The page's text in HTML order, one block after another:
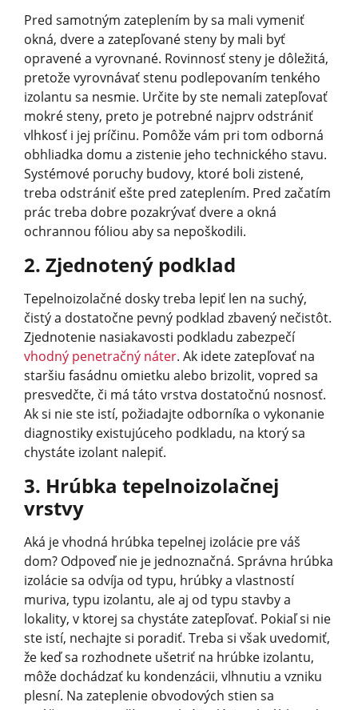
Pred samotným zateplením by sa mali vymeniť
okná, dvere a zatepľované steny by mali byť
opravené a vyrovnané. Rovinnosť steny je dôležitá,
pretože vyrovnávať stenu podlepovaním tenkého
izolantu sa nesmie. Určite by ste nemali zatepľovať
mokré steny, preto je potrebné najprv odstrániť
vlhkosť i jej príčinu. Pomôže vám pri tom odborná
obhliadka domu a zistenie jeho technického stavu.
Systémové poruchy budovy, ktoré boli zistené,
treba odstrániť ešte pred zateplením. Pred začatím
prác treba dobre pozakrývať dvere a okná
ochrannou fóliou aby sa nepoškodili.
2. Zjednotený podklad
Tepelnoizolačné dosky treba lepiť len na suchý,
čistý a dostatočne pevný podklad zbavený nečistôt.
Zjednotenie nasiakavosti podkladu zabezpečí
vhodný penetračný náter. Ak idete zatepľovať na
staršiu fasádnu omietku alebo brizolit, vopred sa
presvedčte, či má táto vrstva dostatočnú nosnosť.
Ak si nie ste istí, požiadajte odborníka o vykonanie
diagnostiky existujúceho podkladu, na ktorý sa
chystáte izolant nalepiť.
3. Hrúbka tepelnoizolačnej
vrstvy
Aká je vhodná hrúbka tepelnej izolácie pre váš
dom? Odpoveď nie je jednoznačná. Správna hrúbka
izolácie sa odvíja od typu, hrúbky a vlastností
muriva, typu izolantu, ale aj od typu stavby a
lokality, v ktorej sa chystáte zatepľovať. Pokiaľ si nie
ste istí, nechajte si poradiť. Treba si však uvedomiť,
že keď sa rozhodnete ušetriť na hrúbke izolantu,
môže dochádzať ku kondenzácii, vlhnutiu a vzniku
plesní. Na zateplenie obvodových stien sa